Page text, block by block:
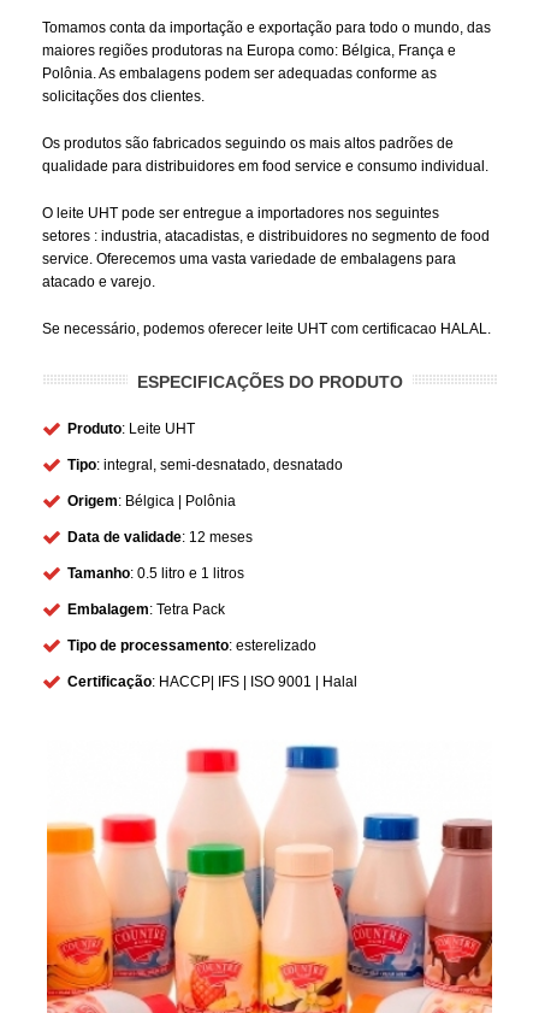
Tomamos conta da importação e exportação para todo o mundo, das
maiores regiões produtoras na Europa como: Bélgica, França e
Polônia. As embalagens podem ser adequadas conforme as
solicitações dos clientes.
Os produtos são fabricados seguindo os mais altos padrões de
qualidade para distribuidores em food service e consumo individual.
O leite UHT pode ser entregue a importadores nos seguintes
setores : industria, atacadistas, e distribuidores no segmento de food
service. Oferecemos uma vasta variedade de embalagens para
atacado e varejo.
Se necessário, podemos oferecer leite UHT com certificacao HALAL.
ESPECIFICAÇÕES DO PRODUTO
Produto: Leite UHT
Tipo: integral, semi-desnatado, desnatado
Origem: Bélgica | Polônia
Data de validade: 12 meses
Tamanho: 0.5 litro e 1 litros
Embalagem: Tetra Pack
Tipo de processamento: esterelizado
Certificação: HACCP| IFS | ISO 9001 | Halal